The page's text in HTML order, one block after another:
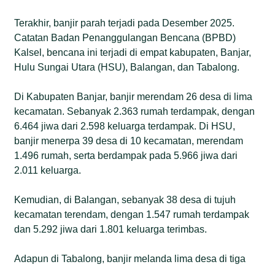
Rinciannya, perizinan berusaha pemanfaatan hutan
(PBPH) 722.895 hektar, wilayah izin usaha
pertambangan (WIUP) 559.080 hektar, serta hak
guna usaha (HGU)—yang mayoritas perkebunan
Sisi lain, pemerintah makin tidak berpihak pada
masyarakat kecil dengan kebijakan ‘menjaga hutan’
mereka. Salah satunya, usulan Taman Nasional
Meratus, yang secara eksklusif dapat menutup
akses masyarakat adat yang hidup turun-temurun
Terakhir, banjir parah terjadi pada Desember 2025.
Catatan Badan Penanggulangan Bencana (BPBD)
Kalsel, bencana ini terjadi di empat kabupaten, Banjar,
Hulu Sungai Utara (HSU), Balangan, dan Tabalong.
Di Kabupaten Banjar, banjir merendam 26 desa di lima
kecamatan. Sebanyak 2.363 rumah terdampak, dengan
6.464 jiwa dari 2.598 keluarga terdampak. Di HSU,
banjir menerpa 39 desa di 10 kecamatan, merendam
1.496 rumah, serta berdampak pada 5.966 jiwa dari
2.011 keluarga.
Kemudian, di Balangan, sebanyak 38 desa di tujuh
kecamatan terendam, dengan 1.547 rumah terdampak
dan 5.292 jiwa dari 1.801 keluarga terimbas.
Adapun di Tabalong, banjir melanda lima desa di tiga